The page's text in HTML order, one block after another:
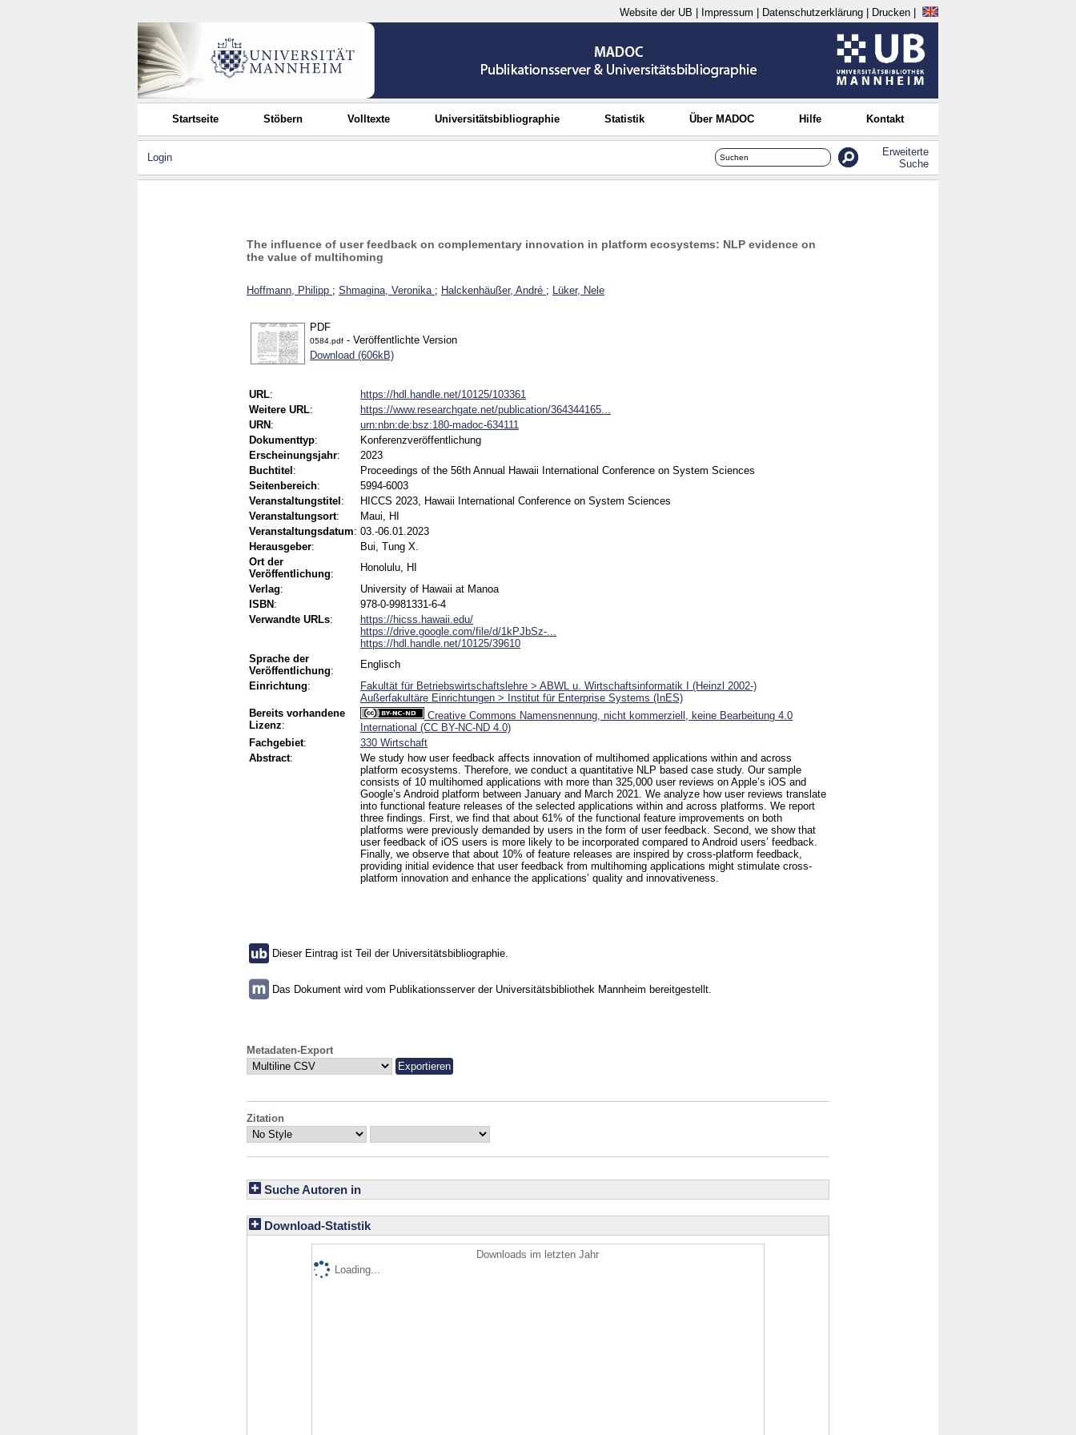
Website der UB Impressum Datenschutzerklärung Drucken
Startseite Stöbern Volltexte Universitätsbibliographie Statistik Über MADOC Hilfe Kontakt
Login
Erweiterte
Suche
The influence of user feedback on complementary innovation in platform ecosystems: NLP evidence on
the value of multihoming
Hoffmann, Philipp ; Shmagina, Veronika ; Halckenhäußer, André ; Lüker, Nele
PDF
0584.pdf - Veröffentlichte Version
Download (606kB)
URL:
https://hdl.handle.net/10125/103361
Weitere URL:
https://www.researchgate.net/publication/364344165...
URN :
urn:nbn:de:bsz:180-madoc-634111
Dokumenttyp:
Konferenzveröffentlichung
Erscheinungsjahr:
2023
Buchtitel :
Proceedings of the 56th Annual Hawaii International Conference on System Sciences
Seitenbereich:
5994-6003
Veranstaltungstitel :
HICCS 2023, Hawaii International Conference on System Sciences
Veranstaltungsort:
Maui, HI
Veranstaltungsdatum: 03.-06.01.2023
Herausgeber:
Bui, Tung X.
Ort der
Veröffentlichung:
Honolulu, HI
Verlag:
University of Hawaii at Manoa
ISBN :
978-0-9981331-6-4
Verwandte URLs:
https://hicss.hawaii.edu/
https://drive.google.com/file/d/1kPJbSz-...
https://hdl.handle.net/10125/39610
Sprache der
Veröffentlichung:
Englisch
Einrichtung:
Fakultät für Betriebswirtschaftslehre > ABWL u. Wirtschaftsinformatik I (Heinzl 2002-)
Außerfakultäre Einrichtungen > Institut für Enterprise Systems (InES)
Bereits vorhandene
Lizenz:
Creative Commons Namensnennung, nicht kommerziell, keine Bearbeitung 4.0
International (CC BY-NC-ND 4.0)
Fachgebiet:
330 Wirtschaft
Abstract:
We study how user feedback affects innovation of multihomed applications within and across
platform ecosystems. Therefore, we conduct a quantitative NLP based case study. Our sample
consists of 10 multihomed applications with more than 325,000 user reviews on Apple’s iOS and
Google’s Android platform between January and March 2021. We analyze how user reviews translate
into functional feature releases of the selected applications within and across platforms. We report
three findings. First, we find that about 61% of the functional feature improvements on both
platforms were previously demanded by users in the form of user feedback. Second, we show that
user feedback of iOS users is more likely to be incorporated compared to Android users’ feedback.
Finally, we observe that about 10% of feature releases are inspired by cross-platform feedback,
providing initial evidence that user feedback from multihoming applications might stimulate cross-
platform innovation and enhance the applications’ quality and innovativeness.
Dieser Eintrag ist Teil der Universitätsbibliographie.
Das Dokument wird vom Publikationsserver der Universitätsbibliothek Mannheim bereitgestellt.
Metadaten-Export
Zitation
Suche Autoren in
Download-Statistik
Downloads im letzten Jahr
Loading...